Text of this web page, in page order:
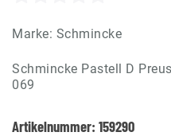
Marke: Schmincke
Schmincke Pastell D
069
Artikelnummer: 159290